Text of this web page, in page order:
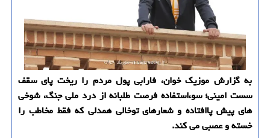
به گزارش موزیک خوان، فارابی پول مردم را ریخت پای سقف
سست امینی؛ سوءاستفاده فرصت طلبانه از درد ملی جنگ، شوخی
های پیش پاافتاده و شعارهای توخالی همدلی که فقط مخاطب را
خسته و عصبی می کند.